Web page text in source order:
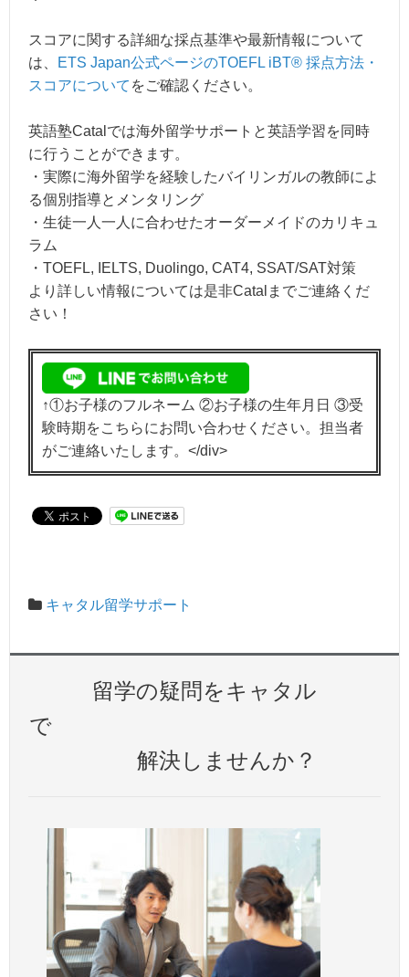
スコアに関する詳細な採点基準や最新情報について
は、
ETS Japan公式ページのTOEFL iBT® 採点方法・
スコアについて をご確認ください。
英語塾Catalでは海外留学サポートと英語学習を同時
に行うことができます。
・実際に海外留学を経験したバイリンガルの教師によ
る個別指導とメンタリング
・生徒一人一人に合わせたオーダーメイドのカリキュ
ラム
・TOEFL, IELTS, Duolingo, CAT4, SSAT/SAT対策
より詳しい情報については是非Catalまでご連絡くだ
さい！
↑①お子様のフルネーム ②お子様の生年月日 ③受
験時期をこちらにお問い合わせください。担当者
がご連絡いたします。</div>
キャタル留学サポート
留学の疑問をキャタル
で
解決しませんか？